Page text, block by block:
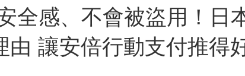
全感、不會被盜用！日
由 讓安倍行動支付推得